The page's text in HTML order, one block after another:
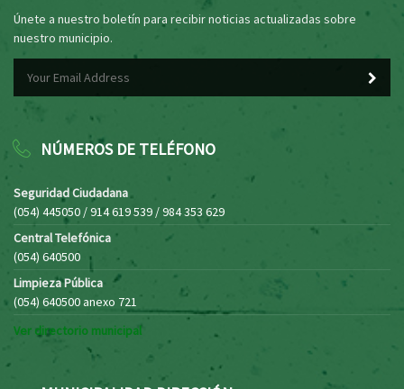
Únete a nuestro boletín para recibir noticias actualizadas sobre
nuestro municipio.
NÚMEROS DE TELÉFONO
Seguridad Ciudadana
(054) 445050 / 914 619 539 / 984 353 629
Central Telefónica
(054) 640500
Limpieza Pública
(054) 640500 anexo 721
Ver directorio municipal